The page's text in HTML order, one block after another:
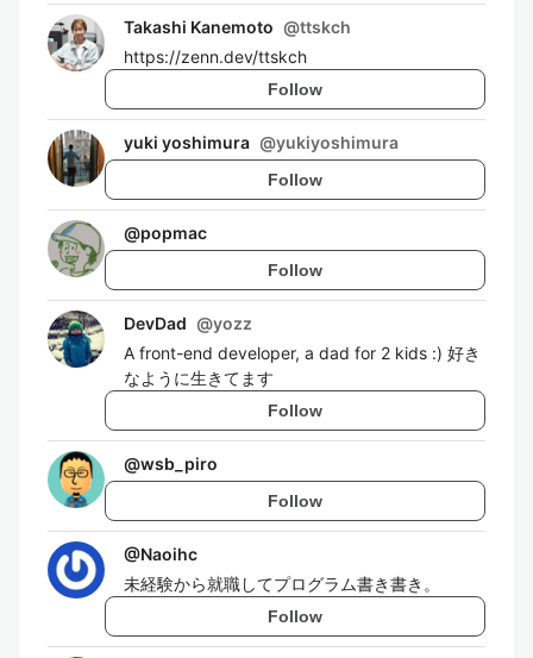
Takashi Kanemoto @ttskch
https://zenn.dev/ttskch
Follow
yuki yoshimura @yukiyoshimura
Follow
@popmac
Follow
DevDad @yozz
A front-end developer, a dad for 2 kids :) 好き
なように生きてます
Follow
@wsb_piro
Follow
@Naoihc
未経験から就職してプログラム書き書き。
Follow